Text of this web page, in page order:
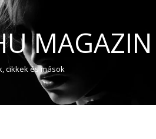
MAGAZIN
cikkek és mások